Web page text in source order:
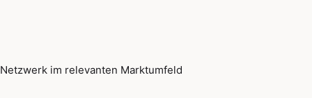
Netzwerk im relevanten Marktumfeld